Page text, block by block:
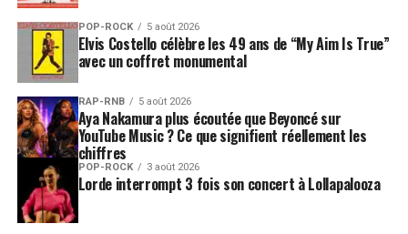
POP-ROCK 5 août 2026
Elvis Costello célèbre les 49 ans de “My Aim Is True”
avec un coffret monumental
RAP-RNB 5 août 2026
Aya Nakamura plus écoutée que Beyoncé sur
YouTube Music ? Ce que signifient réellement les
chiffres
POP-ROCK 3 août 2026
Lorde interrompt 3 fois son concert à Lollapalooza